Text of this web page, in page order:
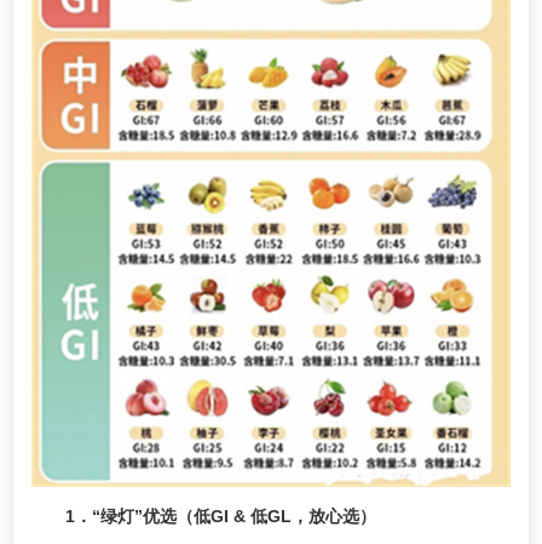
1．“绿灯”优选（低GI & 低GL，放心选）